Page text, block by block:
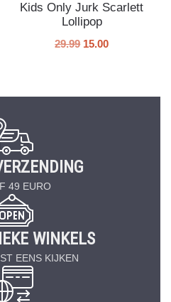
Kids Only Jurk Scarlett
Lollipop
29.99 15.00
49 EURO
WINKELS
EENS KIJKEN